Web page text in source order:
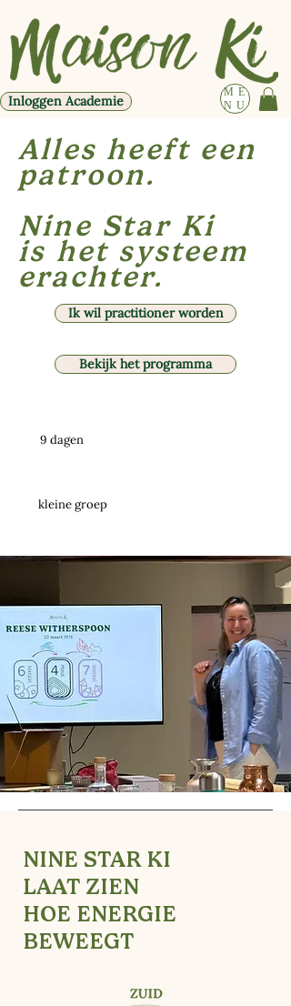
ME
NU
Inloggen Academie
Alles heeft een
patroon.
Nine Star Ki
is het systeem
erachter.
Ik wil practitioner worden
Bekijk het programma
9 dagen
kleine groep
diploma
NINE STAR KI
LAAT ZIEN
HOE ENERGIE
BEWEEGT